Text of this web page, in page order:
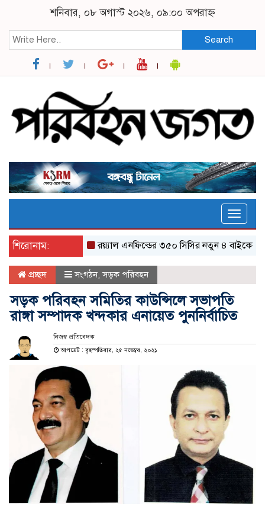
শনিবার, ০৮ অগাস্ট ২০২৬, ০৯:০০ অপরাহ্ন
Search
Toggle
শিরোনাম:
র‌য়্যাল এনফিল্ডের ৩৫০ সিসির নতুন ৪ বাইকের যত
প্রচ্ছদ সংগঠন,সড়ক পরিবহন
সড়ক পরিবহন সমিতির কাউন্সিলে সভাপতি
রাঙ্গা সম্পাদক খন্দকার এনায়েত পুননির্বাচিত
নিজস্ব প্রতিবেদক
আপডেট : বৃহস্পতিবার, ২৫ নভেম্বর, ২০২১